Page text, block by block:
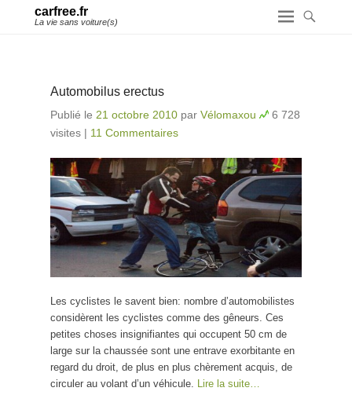
carfree.fr
La vie sans voiture(s)
Automobilus erectus
Publié le 21 octobre 2010 par Vélomaxou
6 728
visites | 11 Commentaires
Les cyclistes le savent bien: nombre d’automobilistes
considèrent les cyclistes comme des gêneurs. Ces
petites choses insignifiantes qui occupent 50 cm de
large sur la chaussée sont une entrave exorbitante en
regard du droit, de plus en plus chèrement acquis, de
circuler au volant d’un véhicule. Lire la suite…